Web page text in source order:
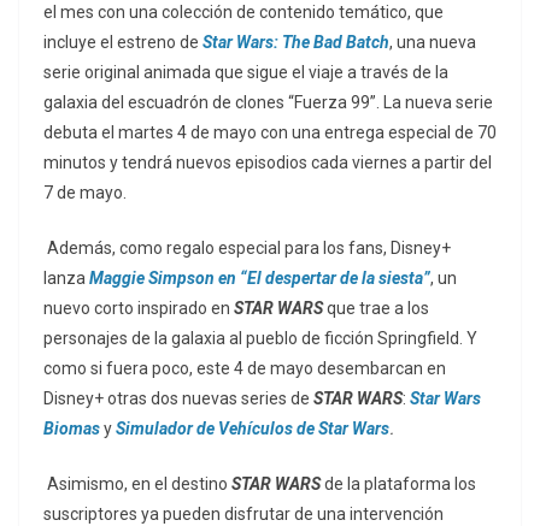
el mes con una colección de contenido temático, que
incluye el estreno de Star Wars: The Bad Batch, una nueva
serie original animada que sigue el viaje a través de la
galaxia del escuadrón de clones “Fuerza 99”. La nueva serie
debuta el martes 4 de mayo con una entrega especial de 70
minutos y tendrá nuevos episodios cada viernes a partir del
7 de mayo.
Además, como regalo especial para los fans, Disney+
lanza Maggie Simpson en “El despertar de la siesta”, un
nuevo corto inspirado en STAR WARSque trae a los
personajes de la galaxia al pueblo de ficción Springfield. Y
como si fuera poco, este 4 de mayo desembarcan en
Disney+ otras dos nuevas series de STAR WARS: Star Wars
BiomasySimulador de Vehículos de Star Wars.
Asimismo, en el destino STAR WARSde la plataforma los
suscriptores ya pueden disfrutar de una intervención